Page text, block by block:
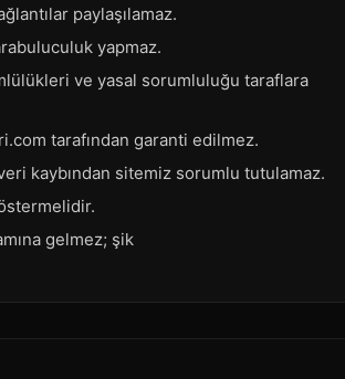
paylaşılamaz.
yapmaz.
ve yasal sorumluluğu taraflara
tarafından garanti edilmez.
kaybından sitemiz sorumlu tutulamaz.
gelmez; şik